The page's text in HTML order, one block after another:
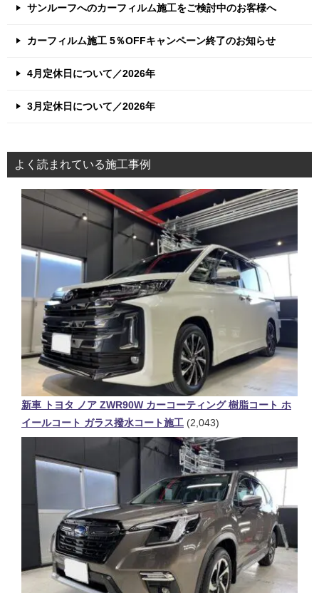
サンルーフへのカーフィルム施工をご検討中のお客様へ
カーフィルム施工 5％OFFキャンペーン終了のお知らせ
4月定休日について／2026年
3月定休日について／2026年
よく読まれている施工事例
新車 トヨタ ノア ZWR90W カーコーティング 樹脂コート ホ
イールコート ガラス撥水コート施工 (2,043)